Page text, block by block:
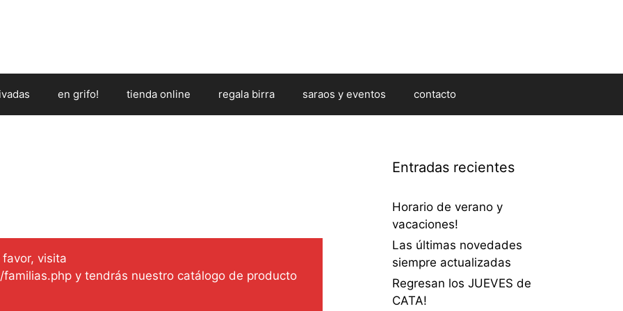
en grifo! tienda online regala birra saraos y eventos contacto
visita
y tendrás nuestro catálogo de producto
Entradas recientes
Horario de verano y
vacaciones!
Las últimas novedades
siempre actualizadas
Regresan los JUEVES de
CATA!